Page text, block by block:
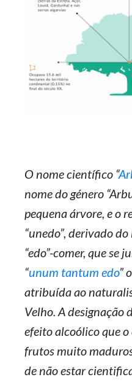
O nome científico “
nome do género
pequena árvore, e o
“unedo”, derivado
“edo”-comer, que se
“unum tantum edo”
atribuída ao
Velho. A designação
efeito alcoólico que o
frutos muito
de não estar